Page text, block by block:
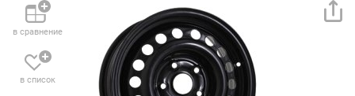
в сравнение
в список